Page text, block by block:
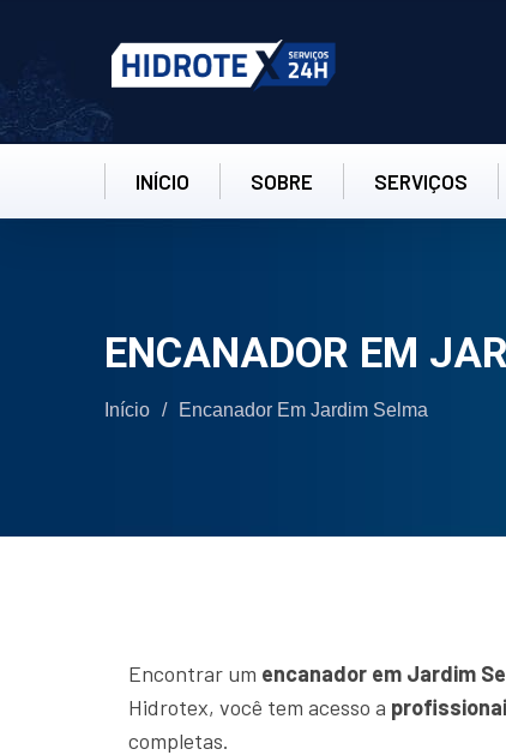
INÍCIO SOBRE SERVIÇOS
ENCANADOR EM
Início / Encanador Em Jardim Selma
Encontrar um encanador em Jardim
Hidrotex, você tem acesso a
completas.